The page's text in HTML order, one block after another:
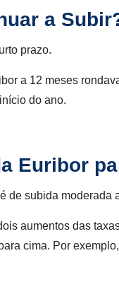
a
prazo.
a 12 meses
do ano.
Euribor
de subida moderada
aumentos das
cima. Por